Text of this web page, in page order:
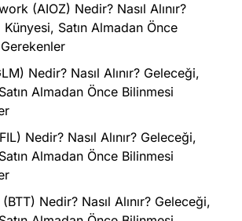
(AIOZ) Nedir? Nasıl Alınır?
Satın Almadan Önce
Nedir? Nasıl Alınır? Geleceği,
Almadan Önce Bilinmesi
Nedir? Nasıl Alınır? Geleceği,
Almadan Önce Bilinmesi
Nedir? Nasıl Alınır? Geleceği,